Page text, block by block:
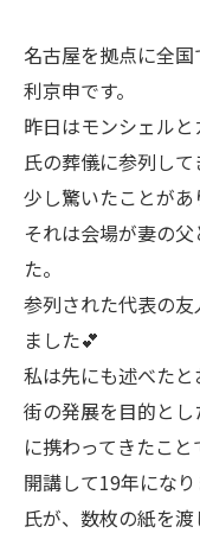
名古屋を拠点に全
利京申です。
昨日はモンシェル
氏の葬儀に参列して
少し驚いたことがあ
それは会場が妻の
た。
参列された代表の
ました💕
私は先にも述べた
街の発展を目的と
に携わってきたこと
開講して19年にな
氏が、数枚の紙を渡